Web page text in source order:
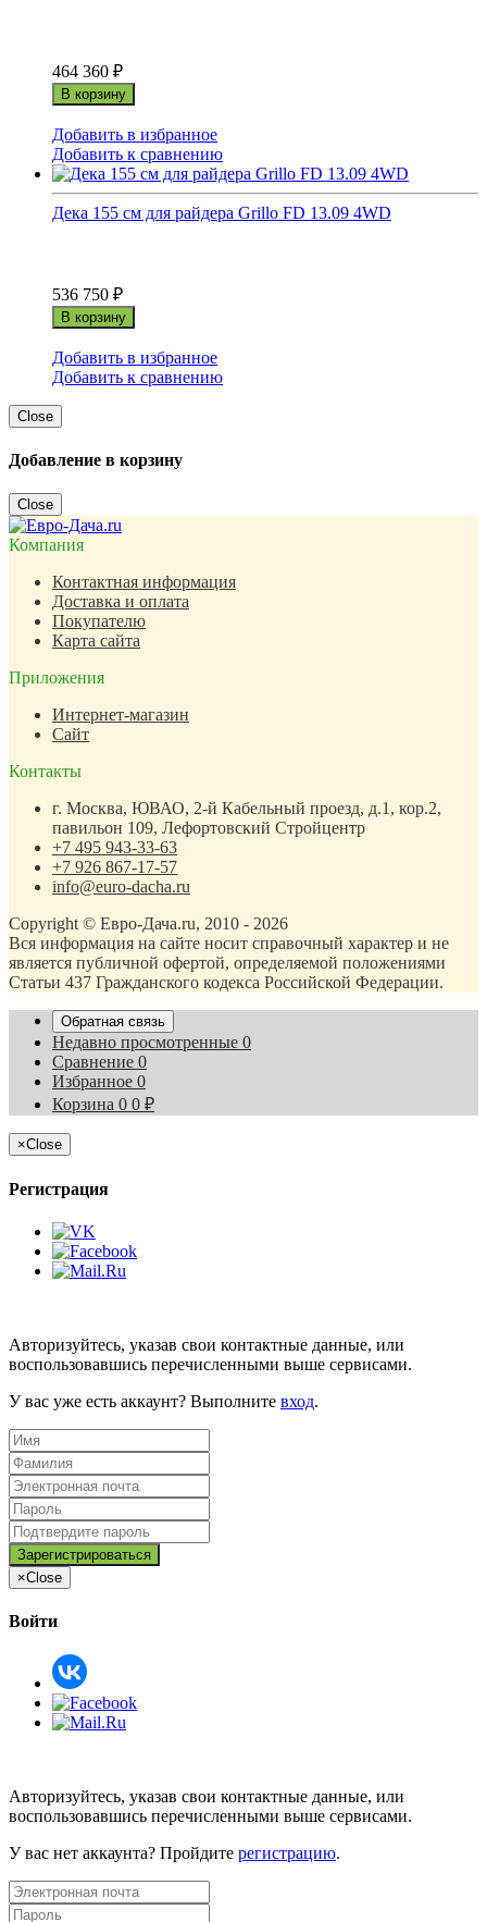
464 360 ₽
В корзину
Добавить в избранное
Добавить к сравнению
Дека 155 см для райдера Grillo FD 13.09 4WD
536 750 ₽
В корзину
Добавить в избранное
Добавить к сравнению
Close
Добавление в корзину
Close
Компания
Контактная информация
Доставка и оплата
Покупателю
Карта сайта
Приложения
Интернет-магазин
Сайт
Контакты
г. Москва, ЮВАО, 2-й Кабельный проезд, д.1, кор.2,
павильон 109, Лефортовский Стройцентр
+7 495 943-33-63
+7 926 867-17-57
info@euro-dacha.ru
Copyright © Евро-Дача.ru, 2010 - 2026
Вся информация на сайте носит справочный характер и не
является публичной офертой, определяемой положениями
Статьи 437 Гражданского кодекса Российской Федерации.
Обратная связь
Недавно просмотренные 0
Сравнение 0
Избранное 0
Корзина 0 0 ₽
×Close
Регистрация
Авторизуйтесь, указав свои контактные данные, или
воспользовавшись перечисленными выше сервисами.
У вас уже есть аккаунт? Выполните вход.
×Close
Войти
Авторизуйтесь, указав свои контактные данные, или
воспользовавшись перечисленными выше сервисами.
У вас нет аккаунта? Пройдите регистрацию.